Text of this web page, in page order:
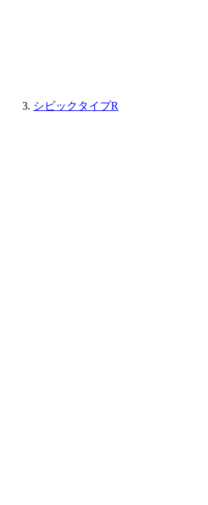
シビックタイプR